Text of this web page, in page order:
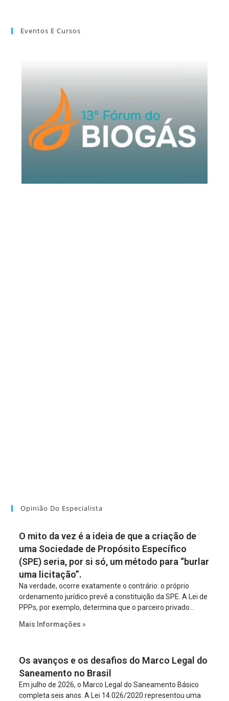
Eventos E Cursos
Opinião Do Especialista
O mito da vez é a ideia de que a criação de
uma Sociedade de Propósito Específico
(SPE) seria, por si só, um método para “burlar
uma licitação”.
Na verdade, ocorre exatamente o contrário: o próprio
ordenamento jurídico prevê a constituição da SPE. A Lei de
PPPs, por exemplo, determina que o parceiro privado
empreendimento. Ou seja, a suposta “fraude à licitação” é
projeto a projeto.
Mais Informações »
Os avanços e os desafios do Marco Legal do
Saneamento no Brasil
Em julho de 2026, o Marco Legal do Saneamento Básico
completa seis anos. A Lei 14.026/2020 representou uma